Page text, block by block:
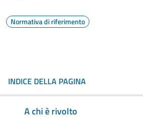
Normativa di riferimento
INDICE DELLA PAGINA
A chi è rivolto